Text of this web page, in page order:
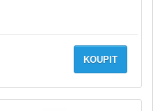
KOUPIT